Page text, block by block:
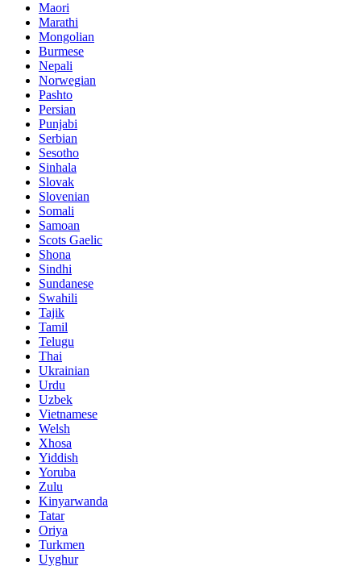
Maori
Marathi
Mongolian
Burmese
Nepali
Norwegian
Pashto
Persian
Punjabi
Serbian
Sesotho
Sinhala
Slovak
Slovenian
Somali
Samoan
Scots Gaelic
Shona
Sindhi
Sundanese
Swahili
Tajik
Tamil
Telugu
Thai
Ukrainian
Urdu
Uzbek
Vietnamese
Welsh
Xhosa
Yiddish
Yoruba
Zulu
Kinyarwanda
Tatar
Oriya
Turkmen
Uyghur